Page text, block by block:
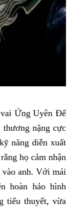
Ứng Uyên Đế
nặng cực
năng diễn xuất
họ cảm nhận
anh. Với mái
hoàn hảo hình
tiểu thuyết, vừa